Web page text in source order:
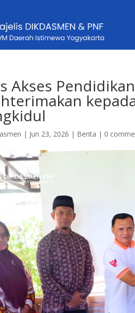
Akses
| Jun 23, 2026 | Berita | 0